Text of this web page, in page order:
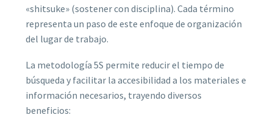
«shitsuke» (sostener con disciplina). Cada término
representa un paso de este enfoque de organización
del lugar de trabajo.
La metodología 5S permite reducir el tiempo de
búsqueda y facilitar la accesibilidad a los materiales e
información necesarios, trayendo diversos
beneficios: